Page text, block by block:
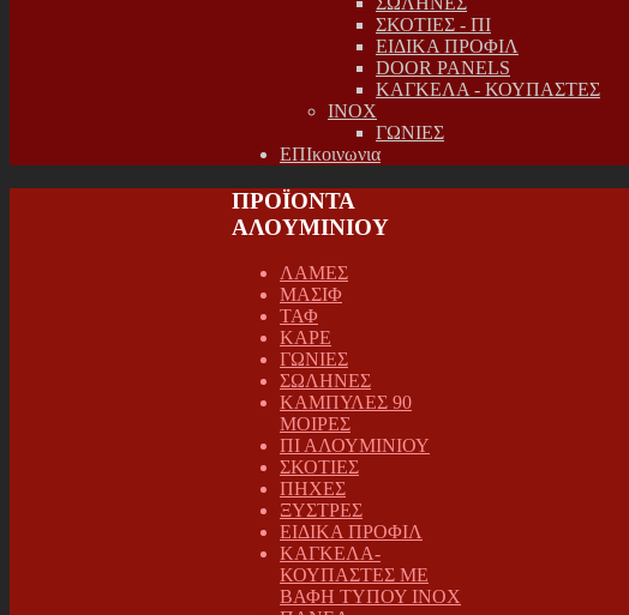
ΣΚΟΤΙΕΣ - ΠΙ
ΕΙΔΙΚΑ ΠΡΟΦΙΛ
DOOR PANELS
ΚΑΓΚΕΛΑ - ΚΟΥΠΑΣΤΕΣ
INOX
ΓΩΝΙΕΣ
ΕΠΙκοινωνια
ΠΡΟΪΟΝΤΑ
ΑΛΟΥΜΙΝΙΟΥ
ΛΑΜΕΣ
ΜΑΣΙΦ
ΤΑΦ
ΚΑΡΕ
ΓΩΝΙΕΣ
ΣΩΛΗΝΕΣ
ΚΑΜΠΥΛΕΣ 90
ΜΟΙΡΕΣ
ΠΙ ΑΛΟΥΜΙΝΙΟΥ
ΣΚΟΤΙΕΣ
ΠΗΧΕΣ
ΞΥΣΤΡΕΣ
ΕΙΔΙΚΑ ΠΡΟΦΙΛ
ΚΑΓΚΕΛΑ-
ΚΟΥΠΑΣΤΕΣ ΜΕ
ΒΑΦΗ ΤΥΠΟΥ INOX